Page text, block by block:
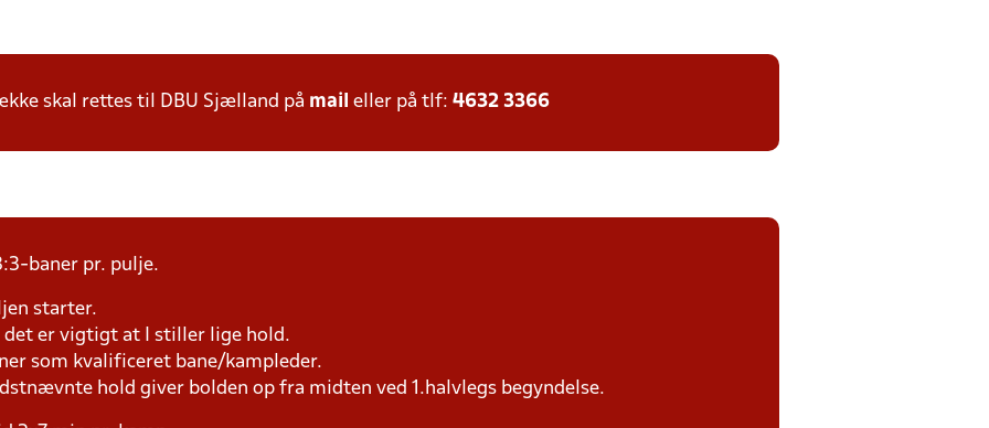
skal rettes til DBU Sjælland på mail eller på tlf: 4632 3366
baner pr. pulje.
starter.
det er vigtigt at I stiller lige hold.
som kvalificeret bane/kampleder.
hold giver bolden op fra midten ved 1.halvlegs begyndelse.